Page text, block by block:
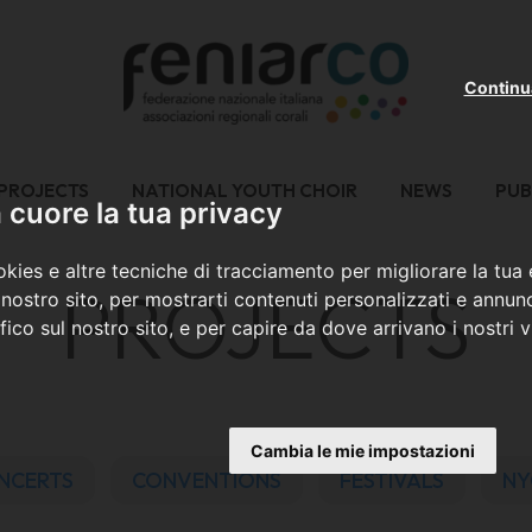
cuore la tua privacy
e altre tecniche di tracciamento per migliorare la tua
sito, per mostrarti contenuti personalizzati e
sul nostro sito, e per capire da dove arrivano i nostri
Cambia le mie impostazioni
NATIONAL YOUTH CHOIR NEWS
PROJECTS
CONVENTIONS FESTIVALS